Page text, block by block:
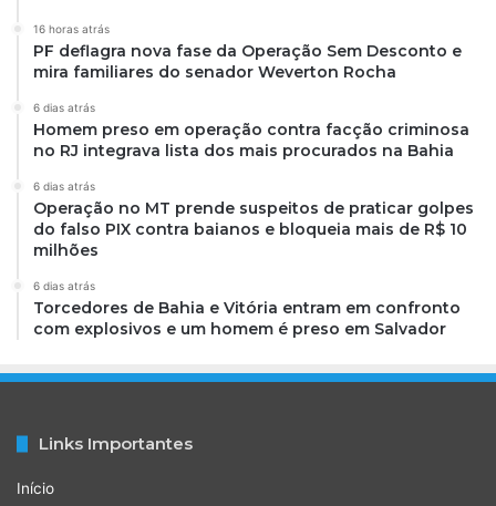
16 horas atrás
PF deflagra nova fase da Operação Sem Desconto e
mira familiares do senador Weverton Rocha
6 dias atrás
Homem preso em operação contra facção criminosa
no RJ integrava lista dos mais procurados na Bahia
6 dias atrás
Operação no MT prende suspeitos de praticar golpes
do falso PIX contra baianos e bloqueia mais de R$ 10
milhões
6 dias atrás
Torcedores de Bahia e Vitória entram em confronto
com explosivos e um homem é preso em Salvador
Links Importantes
Início